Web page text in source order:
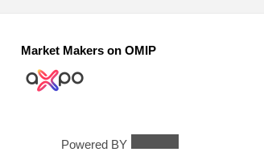
Market Makers on OMIP
Powered BY